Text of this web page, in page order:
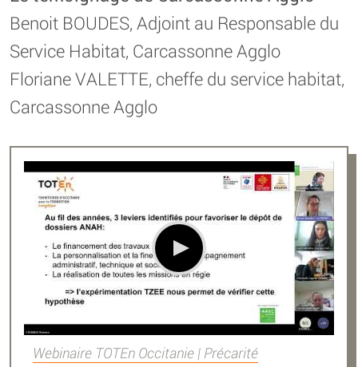
Benoit BOUDES, Adjoint au Responsable du
Service Habitat, Carcassonne Agglo
Floriane VALETTE, cheffe du service habitat,
Carcassonne Agglo
Webinaire TOTEn Occitanie | Précarité